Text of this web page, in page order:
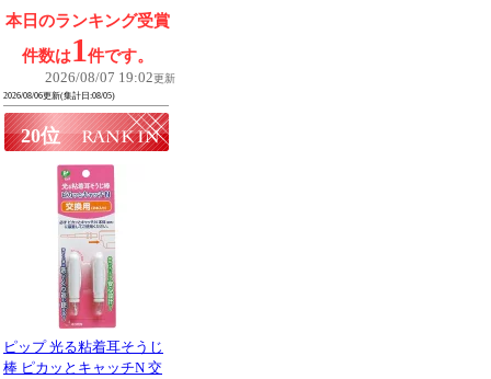
本日のランキング受賞
件数は1件です。
2026/08/07 19:02更新
2026/08/06更新(集計日:08/05)
20位
ピップ 光る粘着耳そうじ
棒 ピカッとキャッチN 交